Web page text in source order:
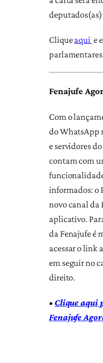
deputados(as)
Cliqueaqui e
Fenajufe
Com o
do WhatsApp
e servidores do
contam com
informados: o
novo canal da
aplicativo.
da Fenajufe é
acessar o link
em seguir no
direito.
• Clique aqui
Fenajufe